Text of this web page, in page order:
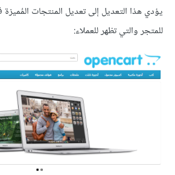
يؤدي هذا التعديل إلى تعديل المنتجات
للمتجر والتي تظهر للعملاء: